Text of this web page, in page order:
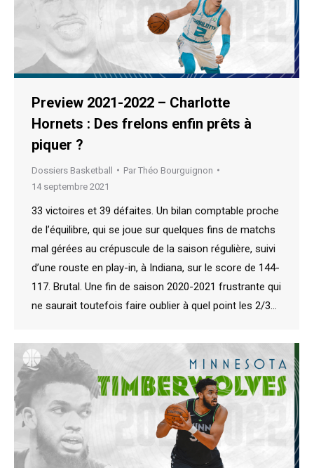
Preview 2021-2022 – Charlotte
Hornets : Des frelons enfin prêts à
piquer ?
Dossiers Basketball Par Théo Bourguignon
14 septembre 2021
33 victoires et 39 défaites. Un bilan comptable proche
de l’équilibre, qui se joue sur quelques fins de matchs
mal gérées au crépuscule de la saison régulière, suivi
d’une rouste en play-in, à Indiana, sur le score de 144-
117. Brutal. Une fin de saison 2020-2021 frustrante qui
ne saurait toutefois faire oublier à quel point les 2/3…